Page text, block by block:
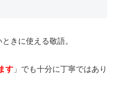
きに使える敬語。
す 」でも十分に丁寧ではあり